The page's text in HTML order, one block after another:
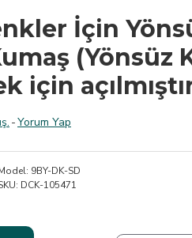
İçin
(Yönsüz
için
-Yorum Yap
9BY-DK-SD
DCK-105471